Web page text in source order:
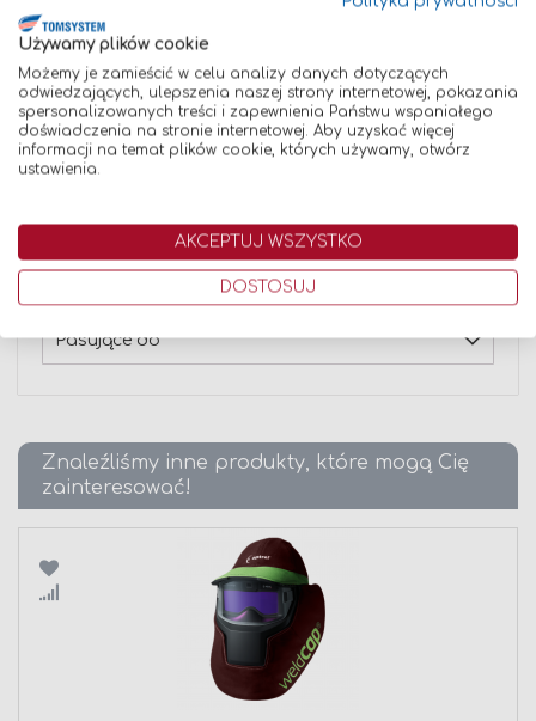
dopasować do głowy i upewnić się, że szybka ochronna
jest czysta przed rozpoczęciem pracy. Podczas pracy nie
wolno zdejmować przyłbicy, aby chronić wzrok i twarz
przed niebezpiecznymi czynnikami.
Ostrzeżenia dotyczące bezpieczeństwa: Należy
przestrzegać zasad bezpiecznego posługiwania się
produktem. Regularna kontrola stanu przyłbicy pomaga
zapobiec urazom i zwiększa bezpieczeństwo pracy.
Dane techniczne
Pasujące do
Znaleźliśmy inne produkty, które mogą Cię
zainteresować!
Porównaj
Używamy plików cookie
Możemy je zamieścić w celu analizy danych dotyczących
odwiedzających, ulepszenia naszej strony internetowej, pokazania
spersonalizowanych treści i zapewnienia Państwu wspaniałego
doświadczenia na stronie internetowej. Aby uzyskać więcej
informacji na temat plików cookie, których używamy, otwórz
ustawienia.
AKCEPTUJ WSZYSTKO
DOSTOSUJ